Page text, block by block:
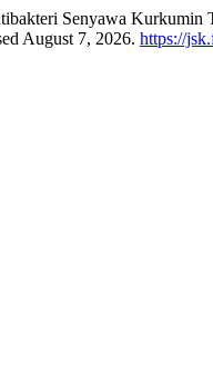
Senyawa Kurkumin
August 7, 2026. https://